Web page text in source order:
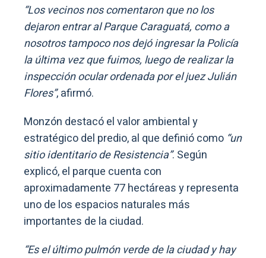
“Los vecinos nos comentaron que no los
dejaron entrar al Parque Caraguatá, como a
nosotros tampoco nos dejó ingresar la Policía
la última vez que fuimos, luego de realizar la
inspección ocular ordenada por el juez Julián
Flores”, afirmó.
Monzón destacó el valor ambiental y
estratégico del predio, al que definió como “un
sitio identitario de Resistencia”. Según
explicó, el parque cuenta con
aproximadamente 77 hectáreas y representa
uno de los espacios naturales más
importantes de la ciudad.
“Es el último pulmón verde de la ciudad y hay